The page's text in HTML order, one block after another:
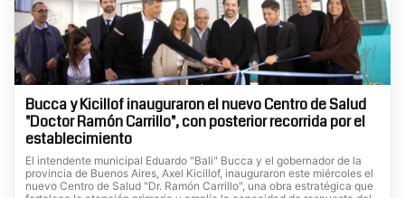
Bucca y Kicillof inauguraron el nuevo Centro de Salud
"Doctor Ramón Carrillo", con posterior recorrida por el
establecimiento
El intendente municipal Eduardo "Bali" Bucca y el gobernador de la
provincia de Buenos Aires, Axel Kicillof, inauguraron este miércoles el
nuevo Centro de Salud "Dr. Ramón Carrillo", una obra estratégica que